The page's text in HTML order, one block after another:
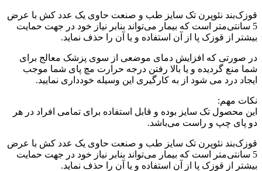
قوزک‌بند نئوپرن تک‌ سایز طب و صنعت حاوی یک عدد کش با عرض
5 سانتی‌متر است که بیمار می‌تواند بنابر نیاز خود در جهت حمایت
بیشتر از قوزک پا از آن استفاده و یا آن را حذف نماید.
در صورتی که افزایش دمای موضعی از سوی پزشک معالج برای
شما منع گردیده و یا بالا رفتن درجه حرارت مچ پای شما موجب
ایجاد درد می ‌شود از به کارگیری این وسیله خودداری نمایید.
نکات مهم:
این محصول تک ‌سایز بوده و قابل استفاده برای تمامی افراد در هر
دو پای چپ و راست می‌باشد.
قوزک‌بند نئوپرن تک‌ سایز طب و صنعت حاوی یک عدد کش با عرض
5 سانتی‌متر است که بیمار می‌تواند بنابر نیاز خود در جهت حمایت
بیشتر از قوزک پا از آن استفاده و یا آن را حذف نماید.